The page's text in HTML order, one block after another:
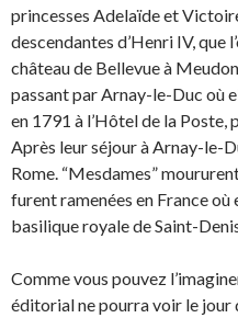
princesses Adelaïde et
descendantes d’Henri IV, que
château de Bellevue à
passant par Arnay-le-Duc où
en 1791 à l’Hôtel de la Poste,
Après leur séjour à Arnay-le-
Rome. “Mesdames”
furent ramenées en France où
basilique royale de Saint-
Comme vous pouvez
éditorial ne pourra voir le jour